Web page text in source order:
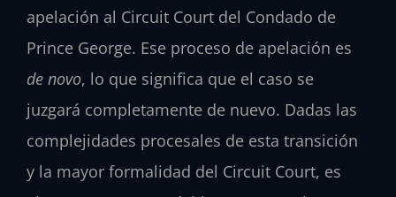
apelación al Circuit Court del Condado de
Prince George. Ese proceso de apelación es
de novo, lo que significa que el caso se
juzgará completamente de nuevo. Dadas las
complejidades procesales de esta transición
y la mayor formalidad del Circuit Court, es